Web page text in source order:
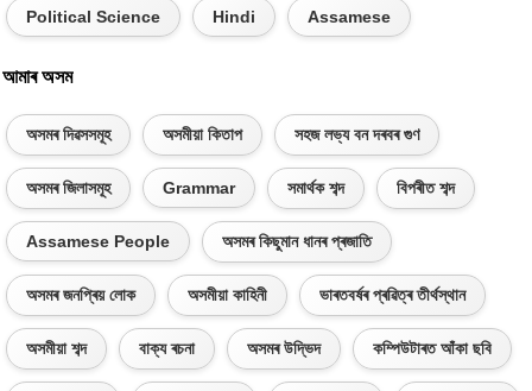
Political Science Hindi Assamese
আমাৰ অসম
অসমৰ দিৱসসমূহ অসমীয়া কিতাপ সহজ লভ্য বন দৰবৰ গুণ
অসমৰ জিলাসমূহ Grammar সমাৰ্থক শব্দ বিপৰীত শব্দ
Assamese People অসমৰ কিছুমান ধানৰ প্ৰজাতি
অসমৰ জনপ্ৰিয় লোক অসমীয়া কাহিনী ভাৰতবৰ্ষৰ প্ৰৱিত্ৰ তীৰ্থস্থান
অসমীয়া শব্দ বাক্য ৰচনা অসমৰ উদ্ভিদ কম্পিউটাৰত আঁকা ছবি